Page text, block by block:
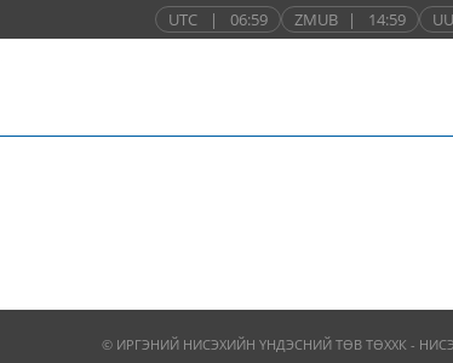
UTC | 06:59 ZMUB | 14:59
© ИРГЭНИЙ НИСЭХИЙН ҮНДЭСНИЙ ТӨВ ТӨХХК -